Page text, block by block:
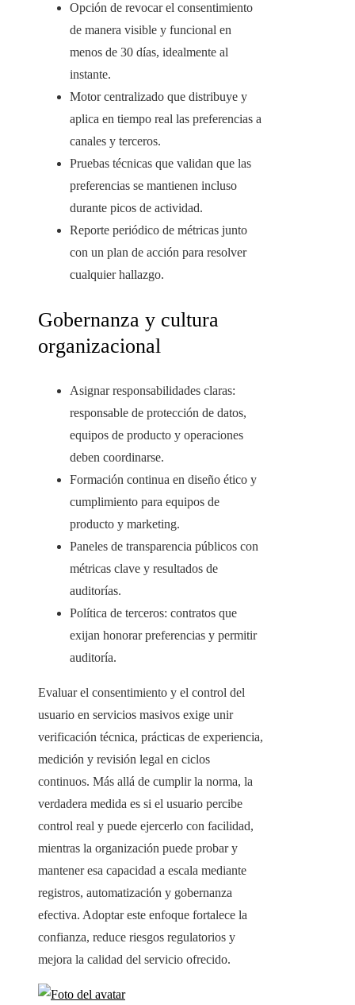
Opción de revocar el consentimiento
de manera visible y funcional en
menos de 30 días, idealmente al
instante.
Motor centralizado que distribuye y
aplica en tiempo real las preferencias a
canales y terceros.
Pruebas técnicas que validan que las
preferencias se mantienen incluso
durante picos de actividad.
Reporte periódico de métricas junto
con un plan de acción para resolver
cualquier hallazgo.
Gobernanza y cultura
organizacional
Asignar responsabilidades claras:
responsable de protección de datos,
equipos de producto y operaciones
deben coordinarse.
Formación continua en diseño ético y
cumplimiento para equipos de
producto y marketing.
Paneles de transparencia públicos con
métricas clave y resultados de
auditorías.
Política de terceros: contratos que
exijan honorar preferencias y permitir
auditoría.
Evaluar el consentimiento y el control del
usuario en servicios masivos exige unir
verificación técnica, prácticas de experiencia,
medición y revisión legal en ciclos
continuos. Más allá de cumplir la norma, la
verdadera medida es si el usuario percibe
control real y puede ejercerlo con facilidad,
mientras la organización puede probar y
mantener esa capacidad a escala mediante
registros, automatización y gobernanza
efectiva. Adoptar este enfoque fortalece la
confianza, reduce riesgos regulatorios y
mejora la calidad del servicio ofrecido.